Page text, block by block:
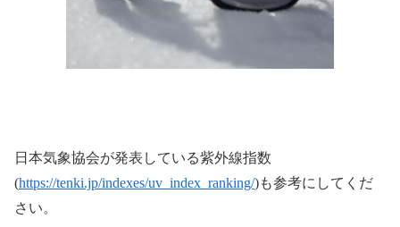
日本気象協会が発表している紫外線指数
(https://tenki.jp/indexes/uv_index_ranking/)も参考にしてくだ
さい。